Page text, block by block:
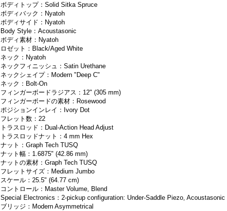
ボディトップ：Solid Sitka Spruce
ボディバック：Nyatoh
ボディサイド：Nyatoh
Body Style：Acoustasonic
ボディ素材：Nyatoh
ロゼット：Black/Aged White
ネック：Nyatoh
ネックフィニッシュ：Satin Urethane
ネックシェイプ：Modern "Deep C"
ネック：Bolt-On
フィンガーボードラジアス：12" (305 mm)
フィンガーボードの素材：Rosewood
ポジションインレイ：Ivory Dot
フレット数：22
トラスロッド：Dual-Action Head Adjust
トラスロッドナット：4 mm Hex
ナット：Graph Tech TUSQ
ナット幅：1.6875" (42.86 mm)
ナットの素材：Graph Tech TUSQ
フレットサイズ：Medium Jumbo
スケール：25.5" (64.77 cm)
コントロール：Master Volume, Blend
Special Electronics：2-pickup configuration: Under-Saddle Piezo,
ブリッジ：Modern Asymmetrical